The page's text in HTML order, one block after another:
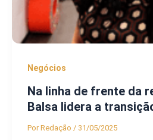
Negócios
Na linha de frente da
Balsa lidera a
PorRedação / 31/05/2025